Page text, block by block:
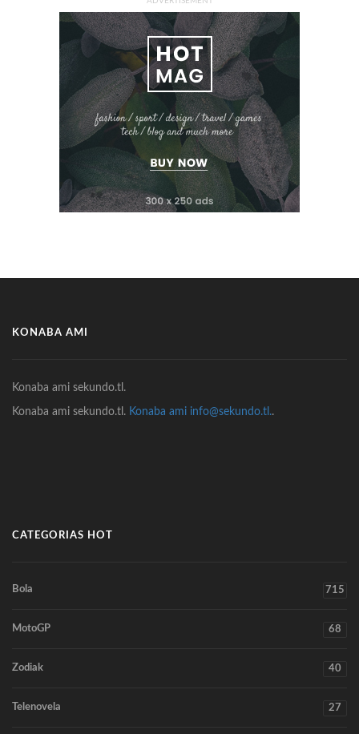
KONABA AMI
Konaba ami sekundo.tl.
Konaba ami sekundo.tl. Konaba ami info@sekundo.tl..
CATEGORIAS HOT
Bola 715
MotoGP 68
Zodiak 40
Telenovela 27